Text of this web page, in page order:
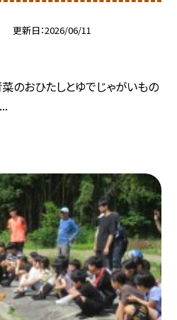
更新日 2026/06/11
菜のおひたしとゆでじゃがいもの